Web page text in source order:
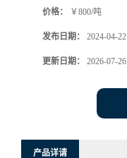
价格： ￥800/吨
发布日期： 2024-04-22
更新日期： 2026-07-26
产品详请